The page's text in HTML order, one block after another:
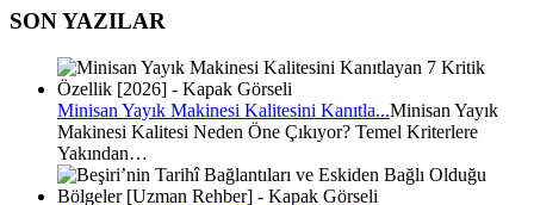
SON YAZILAR
Minisan Yayık Makinesi Kalitesini Kanıtla...Minisan Yayık
Makinesi Kalitesi Neden Öne Çıkıyor? Temel Kriterlere
Yakından…